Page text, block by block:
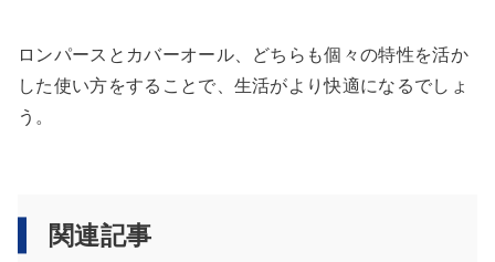
ロンパースとカバーオール、どちらも個々の特性を活か
した使い方をすることで、生活がより快適になるでしょ
う。
関連記事